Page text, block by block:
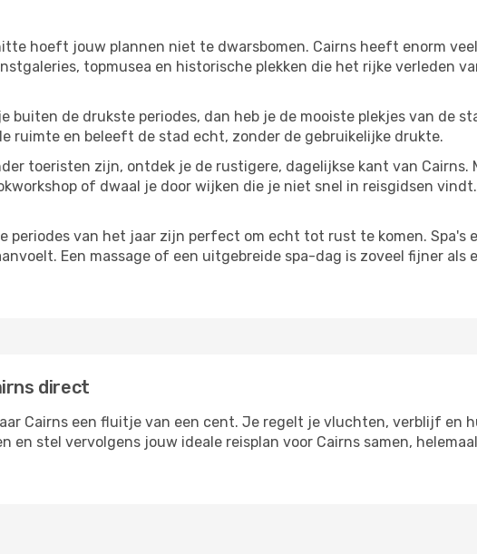
hoeft jouw plannen niet te dwarsbomen. Cairns heeft enorm
topmusea en historische plekken die het rijke verleden
buiten de drukste periodes, dan heb je de mooiste plekjes van de
en beleeft de stad echt, zonder de gebruikelijke drukte.
toeristen zijn, ontdek je de rustigere, dagelijkse kant van Cairns.
of dwaal je door wijken die je niet snel in reisgidsen
periodes van het jaar zijn perfect om echt tot rust te komen. Spa's
Een massage of een uitgebreide spa-dag is zoveel fijner als
direct
Cairns een fluitje van een cent. Je regelt je vluchten, verblijf en
en stel vervolgens jouw ideale reisplan voor Cairns samen,